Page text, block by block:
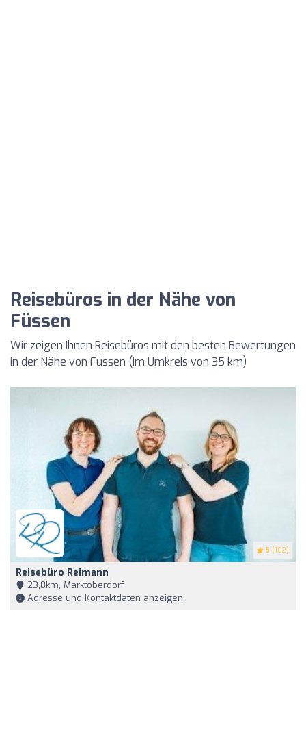
Reisebüros in der Nähe von
Füssen
Wir zeigen Ihnen Reisebüros mit den besten Bewertungen
in der Nähe von Füssen (im Umkreis von 35 km)
5 (102)
Reisebüro Reimann
23,8km, Marktoberdorf
Adresse und Kontaktdaten anzeigen